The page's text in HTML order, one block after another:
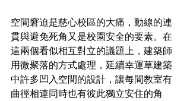
空間窘迫是慈心校區的大痛，動線的連
貫與避免死角又是校園安全的要素。在
這兩個看似相互對立的議題上，建築師
用微聚落的方式處理，延續幸運草建築
中許多凹入空間的設計，讓每間教室有
曲徑相連同時也有彼此獨立安住的角